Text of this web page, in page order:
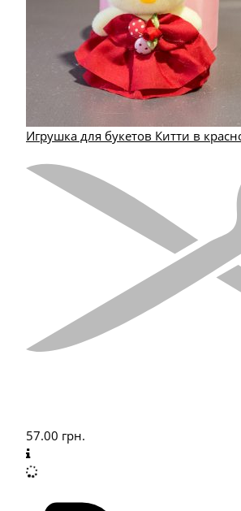
Игрушка для букетов Китти в
57.00 грн.